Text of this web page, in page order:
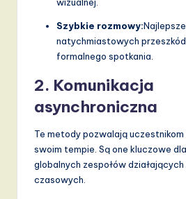
Szybkie rozmowy:
natychmiastowych
formalnego spotkania.
2. Komunikacja
asynchroniczna
Te metody pozwalają
swoim tempie. Są one kluczowe
globalnych zespołów
czasowych.